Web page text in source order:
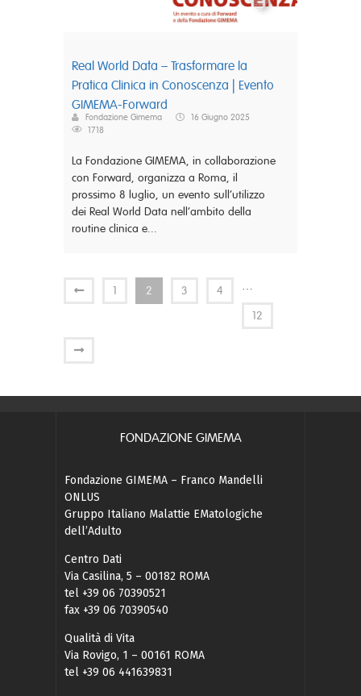
Real World Data – Trasformare la
Pratica Clinica in Conoscenza | Evento
GIMEMA-Forward
Fondazione Gimema
16 Giugno 2025
1718
La Fondazione GIMEMA, in collaborazione
con Forward, organizza a Roma, il
prossimo 8 luglio, un evento sull’utilizzo
dei Real World Data nell’ambito della
routine clinica e...
1 2 3 4 …
12
FONDAZIONE GIMEMA
Fondazione GIMEMA – Franco Mandelli
ONLUS
Gruppo Italiano Malattie EMatologiche
dell’Adulto
Centro Dati
Via Casilina, 5 – 00182 ROMA
tel +39 06 70390521
fax +39 06 70390540
Qualità di Vita
Via Rovigo, 1 – 00161 ROMA
tel +39 06 441639831